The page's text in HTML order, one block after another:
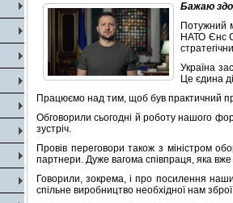
Бажаю
Потужний
НАТО Єнс
Україна
Це єдина
Працюємо над тим, щоб був практичний
Обговорили сьогодні й роботу нашого
зустріч.
Провів переговори також з міністром
партнери. Дуже вагома співпраця, яка
Говорили, зокрема, і про посилення
спільне виробництво необхідної нам